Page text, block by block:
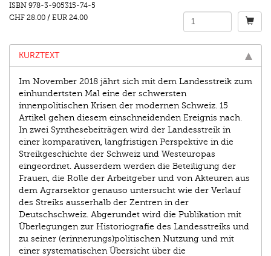
ISBN 978-3-905315-74-5
CHF 28.00 / EUR 24.00
KURZTEXT
Im November 2018 jährt sich mit dem Landes­streik zum
einhundertsten Mal eine der schwersten
innenpolitischen Krisen der modernen Schweiz. 15
Artikel gehen diesem einschneidenden Ereignis nach.
In zwei Synthesebeiträgen wird der Landesstreik in
einer komparativen, langfristigen Perspektive in die
Streikgeschichte der Schweiz und Westeuropas
eingeordnet. Ausserdem werden die Beteiligung der
Frauen, die Rolle der Arbeitgeber und von Akteuren aus
dem Agrarsektor genauso untersucht wie der Verlauf
des Streiks ausserhalb der Zentren in der
Deutschschweiz. Abgerundet wird die Publikation mit
Überlegungen zur Historiografie des Landesstreiks und
zu seiner (erinnerungs)politischen Nutzung und mit
einer systematischen Übersicht über die